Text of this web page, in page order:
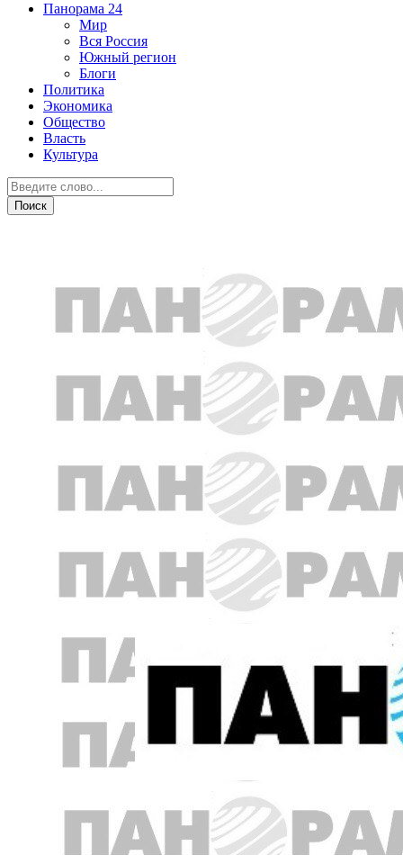
Панорама 24
Мир
Вся Россия
Южный регион
Блоги
Политика
Экономика
Общество
Власть
Культура